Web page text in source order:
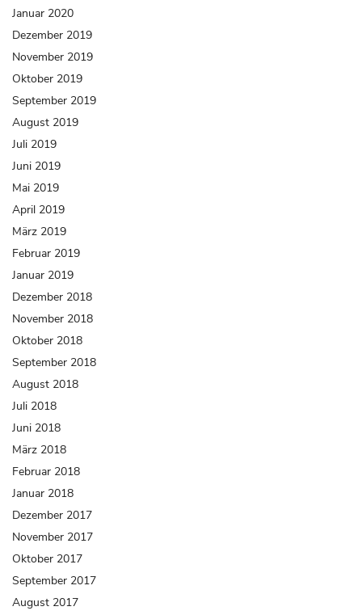
Januar 2020
Dezember 2019
November 2019
Oktober 2019
September 2019
August 2019
Juli 2019
Juni 2019
Mai 2019
April 2019
März 2019
Februar 2019
Januar 2019
Dezember 2018
November 2018
Oktober 2018
September 2018
August 2018
Juli 2018
Juni 2018
März 2018
Februar 2018
Januar 2018
Dezember 2017
November 2017
Oktober 2017
September 2017
August 2017